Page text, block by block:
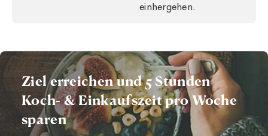
einhergehen.
Ziel erreichen und 5 Stunden
Koch- & Einkaufszeit pro Woche
sparen